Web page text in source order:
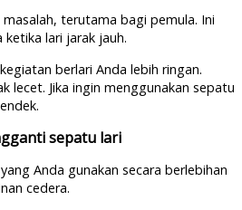
terutama bagi pemula. Ini
lari jarak jauh.
berlari Anda lebih ringan.
lecet. Jika ingin menggunakan sepatu
sepatu lari
Anda gunakan secara berlebihan
cedera.